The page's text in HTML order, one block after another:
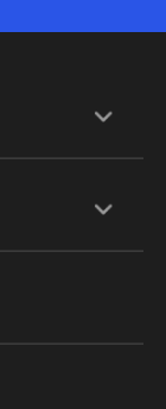
兴趣培训
企微SCRM